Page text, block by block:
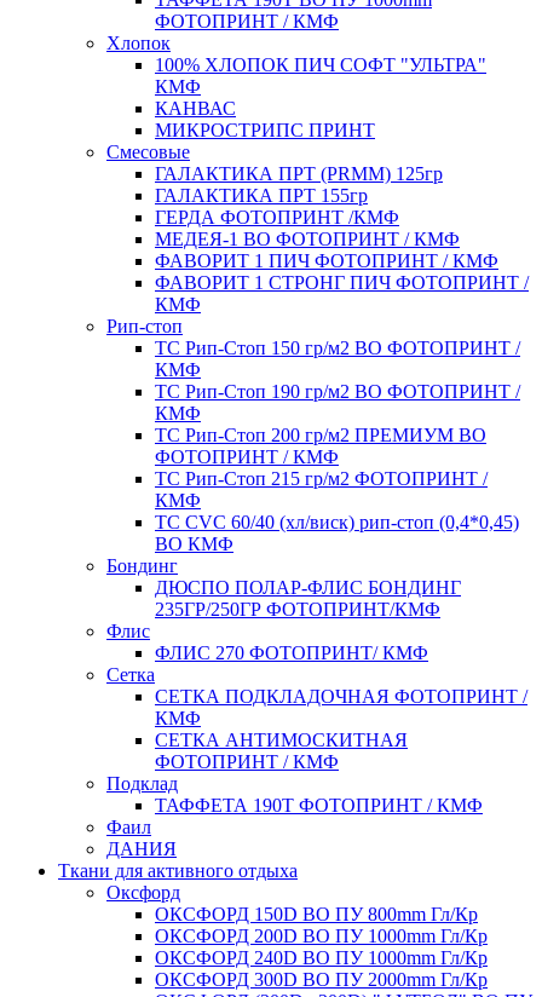
ФОТОПРИНТ / КМФ
Хлопок
100% ХЛОПОК ПИЧ СОФТ "УЛЬТРА"
КМФ
КАНВАС
МИКРОСТРИПС ПРИНТ
Смесовые
ГАЛАКТИКА ПРТ (PRMM) 125гр
ГАЛАКТИКА ПРТ 155гр
ГЕРДА ФОТОПРИНТ /КМФ
МЕДЕЯ-1 ВО ФОТОПРИНТ / КМФ
ФАВОРИТ 1 ПИЧ ФОТОПРИНТ / КМФ
ФАВОРИТ 1 СТРОНГ ПИЧ ФОТОПРИНТ /
КМФ
Рип-стоп
TC Рип-Стоп 150 гр/м2 ВО ФОТОПРИНТ /
КМФ
TC Рип-Стоп 190 гр/м2 ВО ФОТОПРИНТ /
КМФ
TC Рип-Стоп 200 гр/м2 ПРЕМИУМ ВО
ФОТОПРИНТ / КМФ
TC Рип-Стоп 215 гр/м2 ФОТОПРИНТ /
КМФ
ТС CVC 60/40 (хл/виск) рип-стоп (0,4*0,45)
ВО КМФ
Бондинг
ДЮСПО ПОЛАР-ФЛИС БОНДИНГ
235ГР/250ГР ФОТОПРИНТ/КМФ
Флис
ФЛИС 270 ФОТОПРИНТ/ КМФ
Сетка
СЕТКА ПОДКЛАДОЧНАЯ ФОТОПРИНТ /
КМФ
СЕТКА АНТИМОСКИТНАЯ
ФОТОПРИНТ / КМФ
Подклад
ТАФФЕТА 190Т ФОТОПРИНТ / КМФ
Фаил
ДАНИЯ
Ткани для активного отдыха
Оксфорд
ОКСФОРД 150D ВО ПУ 800mm Гл/Кр
ОКСФОРД 200D ВО ПУ 1000mm Гл/Кр
ОКСФОРД 240D ВО ПУ 1000mm Гл/Кр
ОКСФОРД 300D ВО ПУ 2000mm Гл/Кр